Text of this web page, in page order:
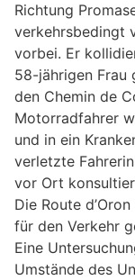
Richtung
verkehrsbedingt
vorbei. Er
58-jährigen Frau
den Chemin de
Motorradfahrer
und in ein
verletzte
vor Ort
Die Route
für den Verkehr
Eine
Umstände des